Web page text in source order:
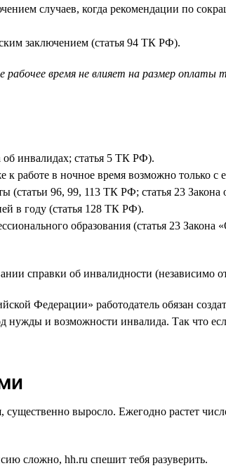
случаев, когда рекомендации по
заключением (статья 94 ТК РФ).
рабочее время не влияет на размер оплаты
инвалидах; статья 5 ТК РФ).
работе в ночное время возможно только с
(статьи 96, 99, 113 ТК РФ; статья 23 Закона
в году (статья 128 ТК РФ).
образования (статья 23 Закона
справки об инвалидности (независимо
Федерации» работодатель обязан
нужды и возможности инвалида. Так что
существенно выросло. Ежегодно растет
сложно, hh.ru спешит тебя разуверить.